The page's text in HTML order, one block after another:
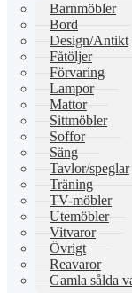
Barnmöbler
Bord
Design/Antikt
Fåtöljer
Förvaring
Lampor
Mattor
Sittmöbler
Soffor
Säng
Tavlor/speglar
Träning
TV-möbler
Utemöbler
Vitvaror
Övrigt
Reavaror
Gamla sålda